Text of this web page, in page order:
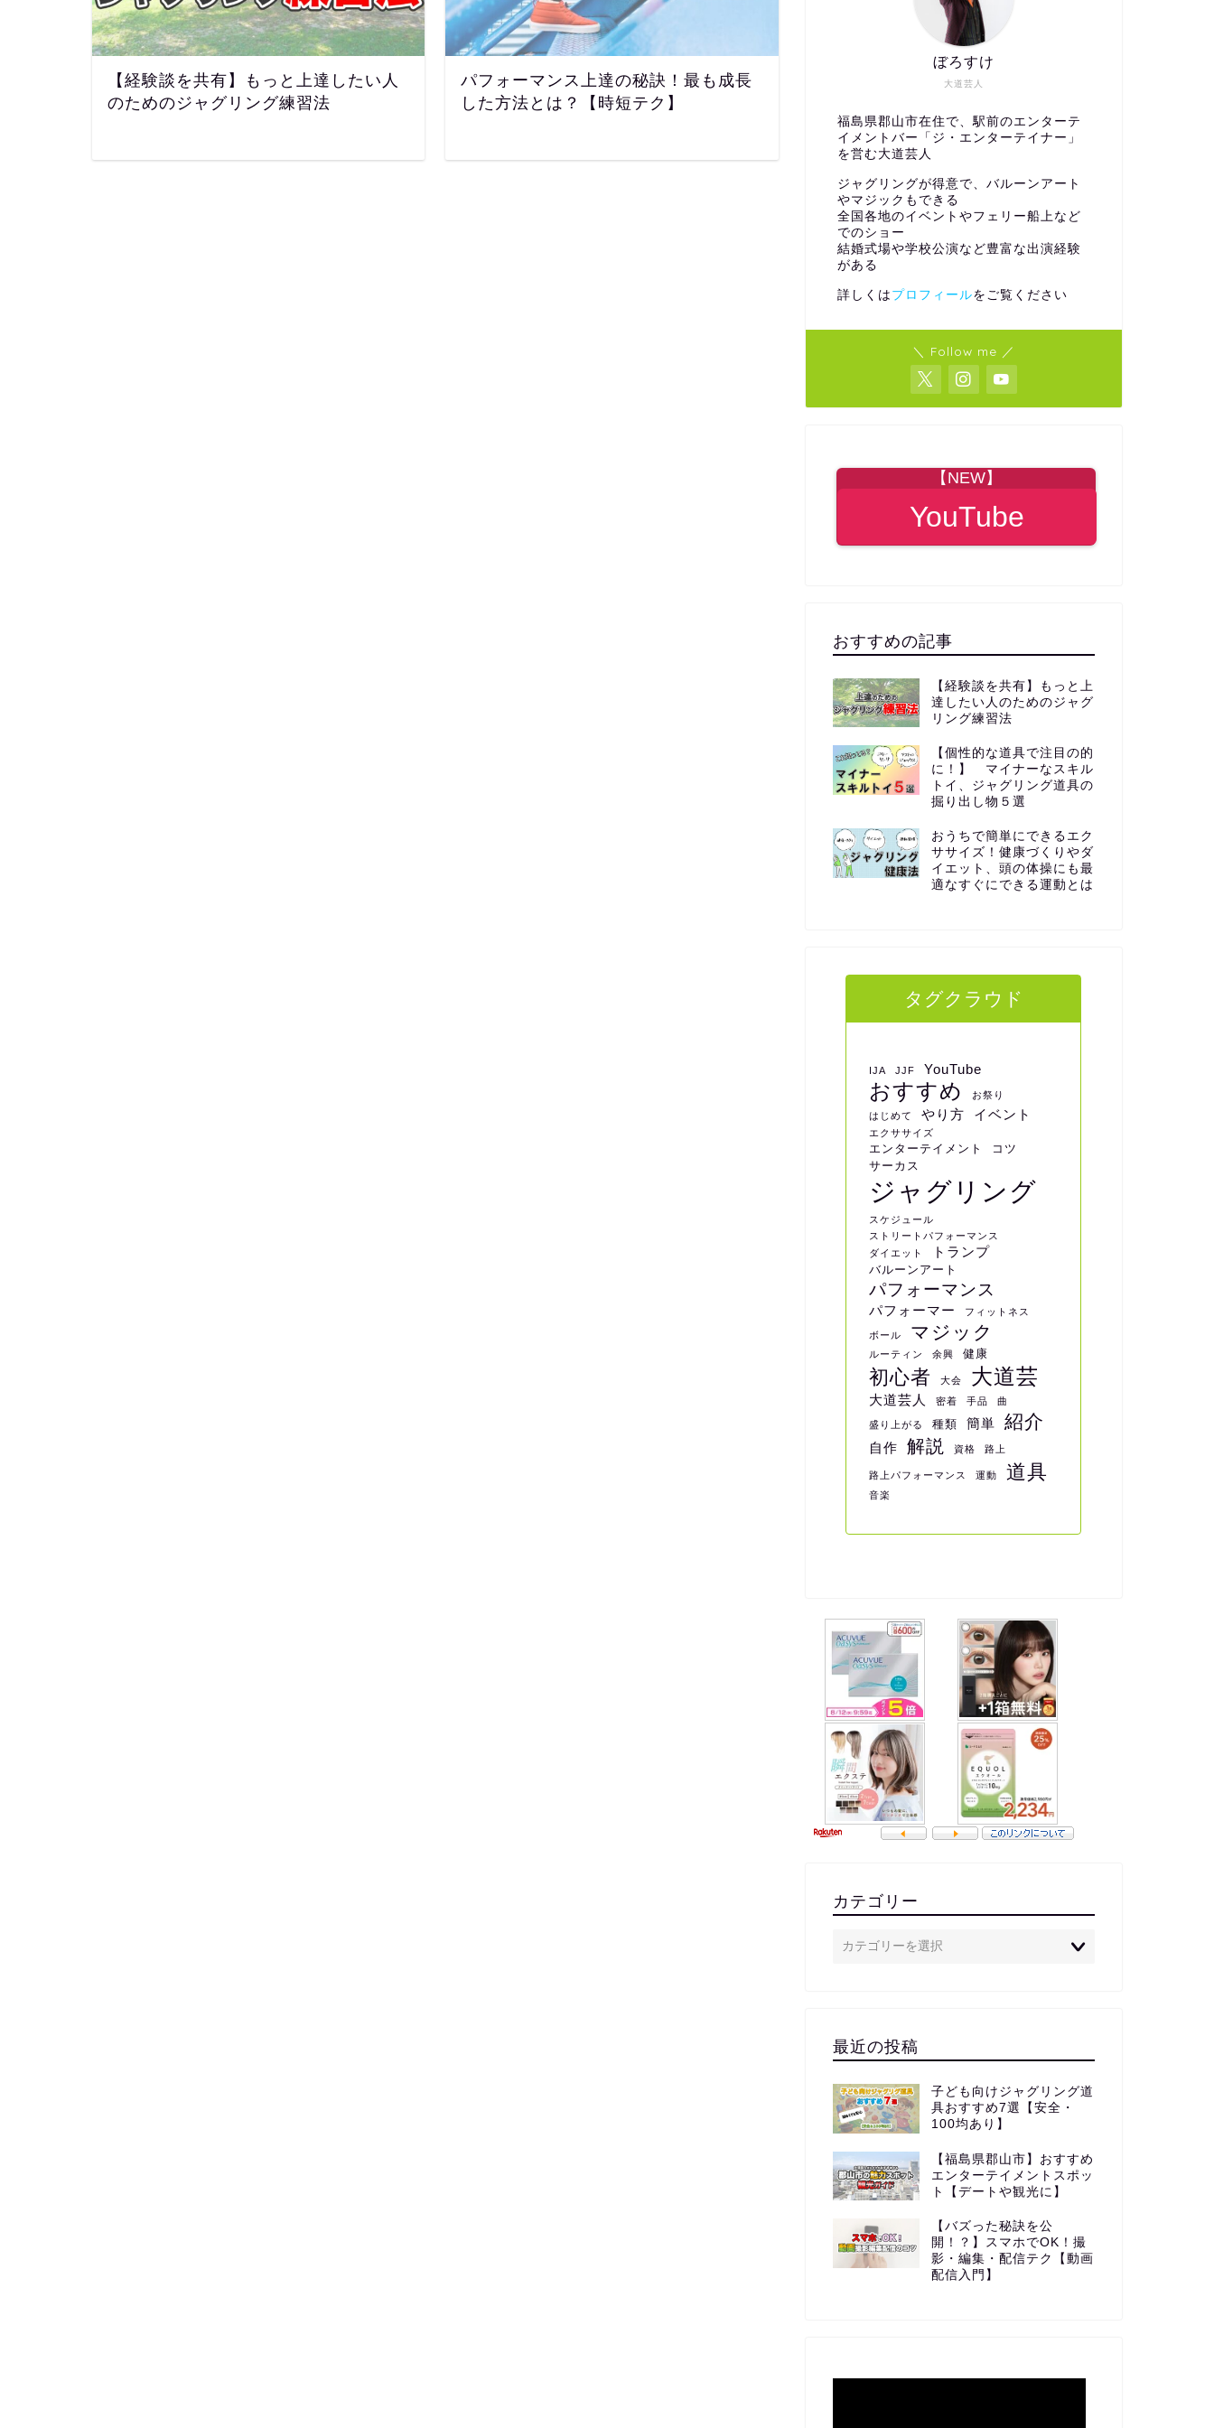
【経験談を共有】もっと上達したい人
のためのジャグリング練習法
パフォーマンス上達の秘訣！最も成長
した方法とは？【時短テク】
大道芸人
ぼろすけ
福島県郡山市在住で、駅前のエンターテ
イメントバー「ジ・エンターテイナー」
を営む大道芸人
ジャグリングが得意で、バルーンアート
やマジックもできる
全国各地のイベントやフェリー船上など
でのショー
結婚式場や学校公演など豊富な出演経験
がある
詳しくは プロフィールをご覧ください
＼ Follow me ／
【NEW】
YouTube
おすすめの記事
【経験談を共有】もっと上
達したい人のためのジャグ
リング練習法
【個性的な道具で注目の的
に！】 マイナーなスキル
トイ、ジャグリング道具の
掘り出し物５選
おうちで簡単にできるエク
ササイズ！健康づくりやダ
イエット、頭の体操にも最
適なすぐにできる運動とは
タグクラウド
IJA JJF YouTube
おすすめ
お祭り
はじめて
やり方 イベント
エクササイズ
エンターテイメント
コツ
サーカス
ジャグリング
スケジュール
ストリートパフォーマンス
ダイエット
トランプ
バルーンアート
パフォーマンス
パフォーマー フィットネス
ボール マジック
ルーティン 余興 健康
初心者 大会 大道芸
大道芸人 密着 手品 曲
盛り上がる 種類 簡単 紹介
自作 解説 資格 路上
路上パフォーマンス 運動 道具
音楽
カテゴリー
最近の投稿
子ども向けジャグリング道
具おすすめ7選【安全・
100均あり】
【福島県郡山市】おすすめ
エンターテイメントスポッ
ト【デートや観光に】
【バズった秘訣を公
開！？】スマホでOK！撮
影・編集・配信テク【動画
配信入門】